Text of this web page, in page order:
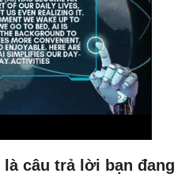
câu trả lời bạn đang